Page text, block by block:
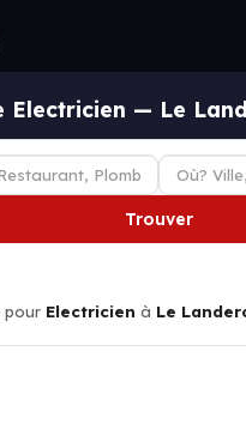
Electricien — Le
Trouver
pour Electricien à Le